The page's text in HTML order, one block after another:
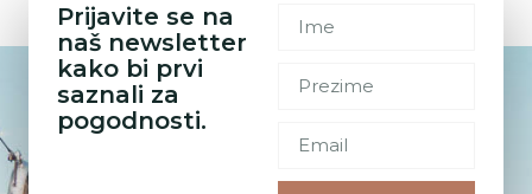
Prijavite se na
naš newsletter
kako bi prvi
saznali za
pogodnosti.